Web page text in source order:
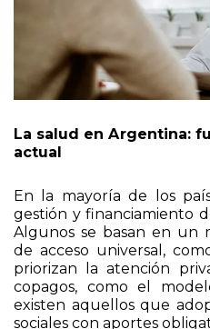
actual
gestión y financiamiento
Algunos se basan en un
de acceso universal,
priorizan la atención
copagos, como el
existen aquellos que
sociales con aportes